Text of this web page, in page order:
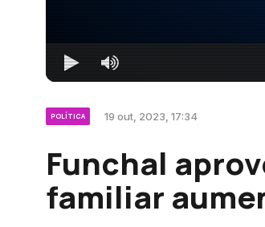
POLÍTICA 19 out, 2023, 17:34
Funchal
familiar